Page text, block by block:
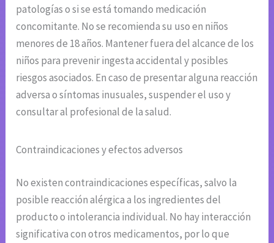
patologías o si se está tomando medicación
concomitante. No se recomienda su uso en niños
menores de 18 años. Mantener fuera del alcance de los
niños para prevenir ingesta accidental y posibles
riesgos asociados. En caso de presentar alguna reacción
adversa o síntomas inusuales, suspender el uso y
consultar al profesional de la salud.
Contraindicaciones y efectos adversos
No existen contraindicaciones específicas, salvo la
posible reacción alérgica a los ingredientes del
producto o intolerancia individual. No hay interacción
significativa con otros medicamentos, por lo que